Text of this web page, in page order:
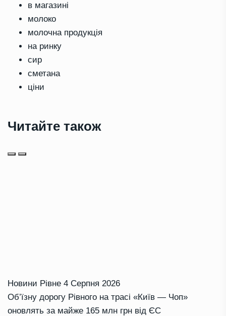
в магазині
молоко
молочна продукція
на ринку
сир
сметана
ціни
Читайте також
Новини Рівне 4 Серпня 2026
Об’їзну дорогу Рівного на трасі «Київ — Чоп»
оновлять за майже 165 млн грн від ЄС